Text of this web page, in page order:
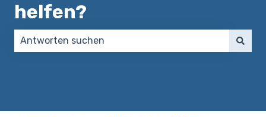
helfen?